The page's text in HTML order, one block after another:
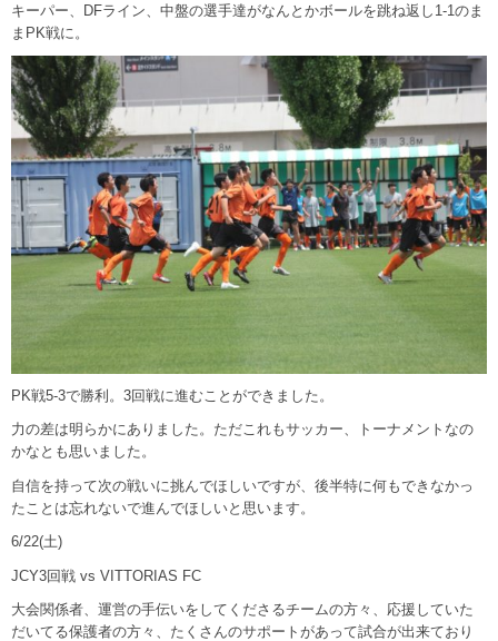
キーパー、DFライン、中盤の選手達がなんとかボールを跳ね返し1-1のま
まPK戦に。
PK戦5-3で勝利。3回戦に進むことができました。
力の差は明らかにありました。ただこれもサッカー、トーナメントなの
かなとも思いました。
自信を持って次の戦いに挑んでほしいですが、後半特に何もできなかっ
たことは忘れないで進んでほしいと思います。
6/22(土)
JCY3回戦 vs VITTORIAS FC
大会関係者、運営の手伝いをしてくださるチームの方々、応援していた
だいてる保護者の方々、たくさんのサポートがあって試合が出来ており